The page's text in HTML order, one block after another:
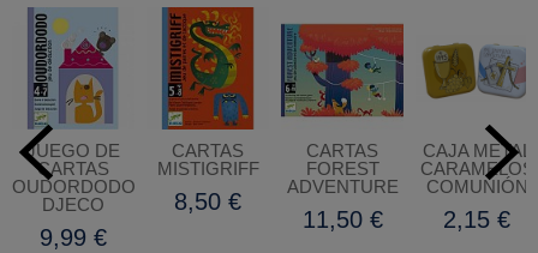
JUEGO DE
CARTAS
OUDORDODO
DJECO
9,99 €
CARTAS
MISTIGRIFF
8,50 €
CARTAS
FOREST
ADVENTURE
11,50 €
CAJA METAL
CARAMELOS
COMUNIÓN
2,15 €